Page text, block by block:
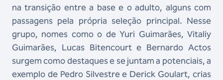
na transição entre a base e o adulto, alguns com
passagens pela própria seleção principal. Nesse
grupo, nomes como o de Yuri Guimarães, Vitaliy
Guimarães, Lucas Bitencourt e Bernardo Actos
surgem como destaques e se juntam a potenciais, a
exemplo de Pedro Silvestre e Derick Goulart, crias